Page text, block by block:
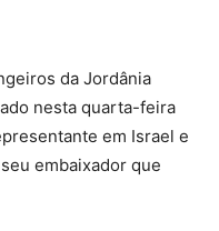
da Jordânia
nesta quarta-feira
em Israel e
embaixador que